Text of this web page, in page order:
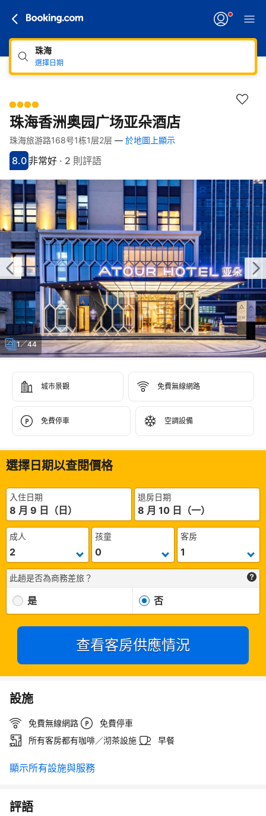
珠海
選擇日期
珠海香洲奥园广场亚朵酒店
快速連結
跳至住宿介紹
跳至熱門設施
跳至客房類型
跳至訂房政策
珠海旅游路168号1栋1层2层 — 於地圖上顯示
分數8分
8.0
評比非常好
非常好 · 2 則評語
1／44
城市景觀 免費無線網路
免費停車 空調設備
選擇日期以查閱價格
入住日期
8 月 9 日（日）
退房日期
8 月 10 日（一）
成人 孩童 客房
此趟是否為商務差旅？
是 否
查看客房供應情況
設施
免費無線網路
免費停車
所有客房都有咖啡／沏茶設施
早餐
顯示所有設施與服務
評語